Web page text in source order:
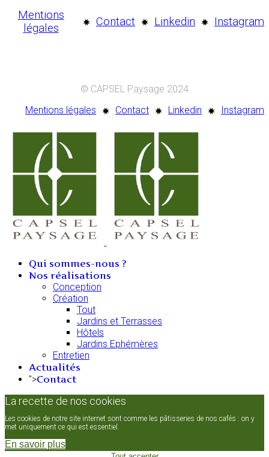
Mentions
légales
Contact Linkedin Instagram
© CAPSEL Paysage 2024
Mentions légales
Contact Linkedin Instagram
Qui sommes-nous ?
Nos réalisations
Conception
Création
Tout
Jardins et Terrasses
Hôtels
Jardins Ephémères
Entretien
Actualités
">Contact
La recette de nos cookies
Les cookies de notre site internet sont comme les pâtisseries de nos cafés : on y
met uniquement ce qui est essentiel.
En savoir plus